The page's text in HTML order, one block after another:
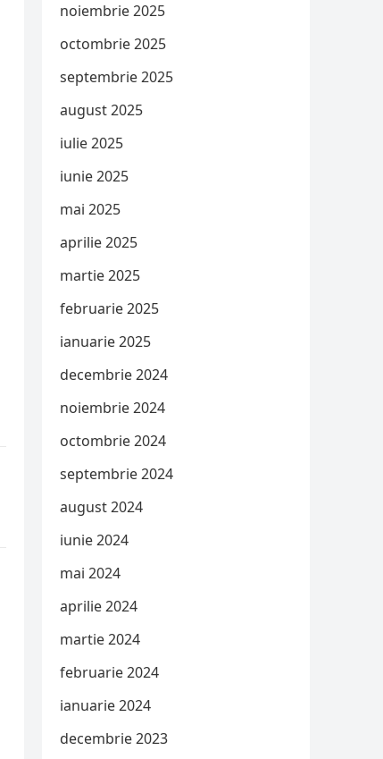
noiembrie 2025
octombrie 2025
septembrie 2025
august 2025
iulie 2025
iunie 2025
mai 2025
aprilie 2025
martie 2025
februarie 2025
ianuarie 2025
decembrie 2024
noiembrie 2024
octombrie 2024
septembrie 2024
august 2024
iunie 2024
mai 2024
aprilie 2024
martie 2024
februarie 2024
ianuarie 2024
decembrie 2023